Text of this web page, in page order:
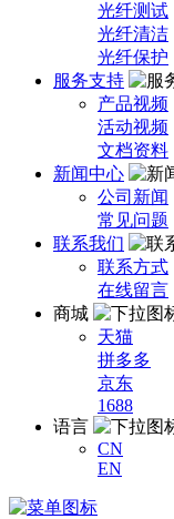
光纤测试
光纤清洁
光纤保护
服务支持
产品视频
活动视频
文档资料
新闻中心
公司新闻
常见问题
联系我们
联系方式
在线留言
商城
天猫
拼多多
京东
1688
语言
CN
EN